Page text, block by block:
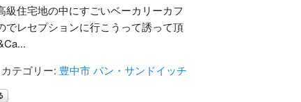
級住宅地の中にすごいベーカリーカフ
でレセプションに行こうって誘って頂
カテゴリー: 豊中市 パン・サンドイッチ